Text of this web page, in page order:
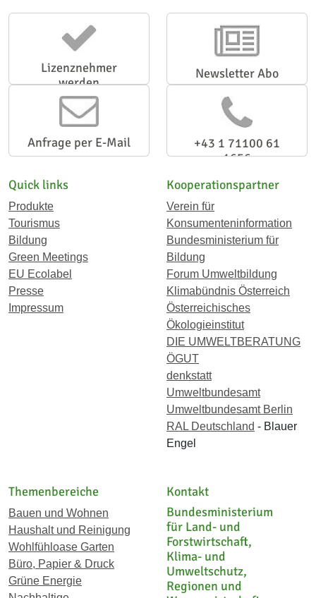
Lizenznehmer
werden
Newsletter Abo
Anfrage per E-Mail
+43 1 71100 61
1656
Quick links
Produkte
Tourismus
Bildung
Green Meetings
EU Ecolabel
Presse
Impressum
Kooperationspartner
Verein für
Konsumenteninformation
Bundesministerium für
Bildung
Forum Umweltbildung
Klimabündnis Österreich
Österreichisches
Ökologieinstitut
DIE UMWELTBERATUNG
ÖGUT
denkstatt
Umweltbundesamt
Umweltbundesamt Berlin
RAL Deutschland - Blauer
Engel
Themenbereiche
Bauen und Wohnen
Haushalt und Reinigung
Wohlfühloase Garten
Büro, Papier & Druck
Grüne Energie
Kontakt
Bundesministerium
für Land- und
Forstwirtschaft,
Klima- und
Umweltschutz,
Regionen und